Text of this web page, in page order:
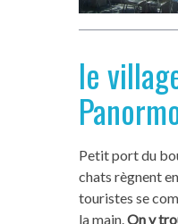
le
Petit port du
chats règnent
touristes se
la main. On y